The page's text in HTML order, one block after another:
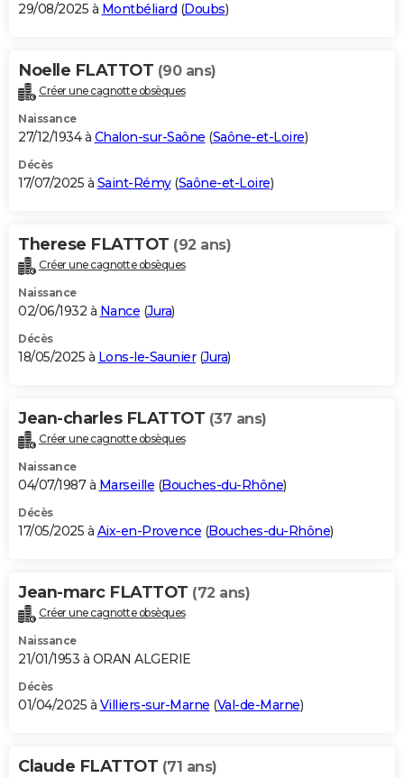
29/08/2025 à Montbéliard (Doubs)
Noelle FLATTOT (90 ans)
Créer une cagnotte obsèques
Naissance
27/12/1934 à Chalon-sur-Saône (Saône-et-Loire)
Décès
17/07/2025 à Saint-Rémy(Saône-et-Loire)
Therese FLATTOT (92 ans)
Créer une cagnotte obsèques
Naissance
02/06/1932 à Nance (Jura)
Décès
18/05/2025 à Lons-le-Saunier(Jura)
Jean-charles FLATTOT (37 ans)
Créer une cagnotte obsèques
Naissance
04/07/1987 à Marseille (Bouches-du-Rhône)
Décès
17/05/2025 à Aix-en-Provence (Bouches-du-Rhône)
Jean-marc FLATTOT (72 ans)
Créer une cagnotte obsèques
Naissance
21/01/1953 à ORAN ALGERIE
Décès
01/04/2025 à Villiers-sur-Marne (Val-de-Marne)
Claude FLATTOT (71 ans)